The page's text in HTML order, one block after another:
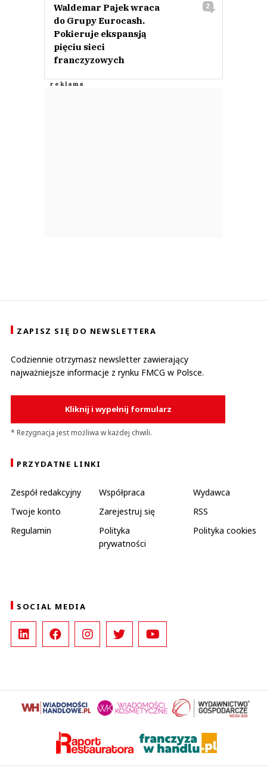
Waldemar Pajek wraca
do Grupy Eurocash.
Pokieruje ekspansją
pięciu sieci
franczyzowych
2
ZAPISZ SIĘ DO NEWSLETTERA
Codziennie otrzymasz newsletter zawierający
najważniejsze informacje z rynku FMCG w Polsce.
Kliknij i wypełnij formularz
* Rezygnacja jest możliwa w każdej chwili.
PRZYDATNE LINKI
Zespół redakcyjny Współpraca
Wydawca
Twoje konto
Zarejestruj się
RSS
Regulamin
Polityka
prywatności
Polityka cookies
SOCIAL MEDIA